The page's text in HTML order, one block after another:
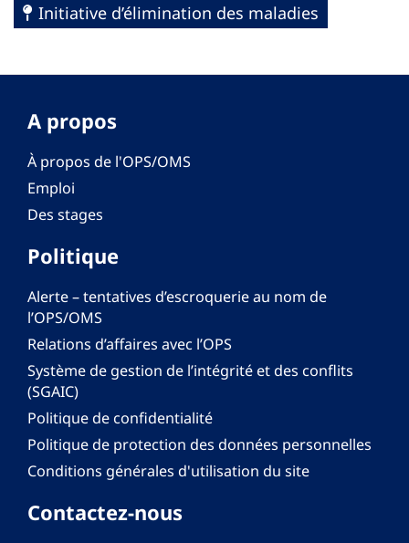
Initiative d’élimination des maladies
A propos
À propos de l'OPS/OMS
Emploi
Des stages
Politique
Alerte – tentatives d’escroquerie au nom de
l’OPS/OMS
Relations d’affaires avec l’OPS
Système de gestion de l’intégrité et des conflits
(SGAIC)
Politique de confidentialité
Politique de protection des données personnelles
Conditions générales d'utilisation du site
Contactez-nous